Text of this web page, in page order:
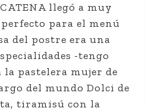
llegó a muy
para el menú
del postre era una
-tengo
la pastelera mujer de
del mundo Dolci de
tiramisú con la